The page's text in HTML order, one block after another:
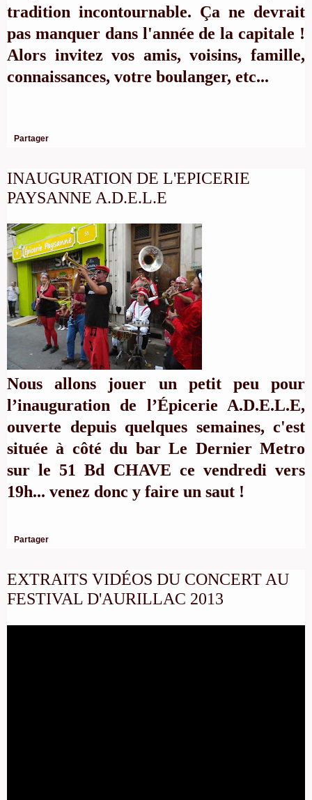
tradition incontournable. Ça ne devrait
pas manquer dans l'année de la capitale !
Alors invitez vos amis, voisins, famille,
connaissances, votre boulanger, etc...
Partager
INAUGURATION DE L'EPICERIE
PAYSANNE A.D.E.L.E
Nous allons jouer un petit peu pour
l’inauguration de l’Épicerie A.D.E.L.E,
ouverte depuis quelques semaines, c'est
située à côté du bar Le Dernier Metro
sur le 51 Bd CHAVE ce vendredi vers
19h... venez donc y faire un saut !
Partager
EXTRAITS VIDÉOS DU CONCERT AU
FESTIVAL D'AURILLAC 2013